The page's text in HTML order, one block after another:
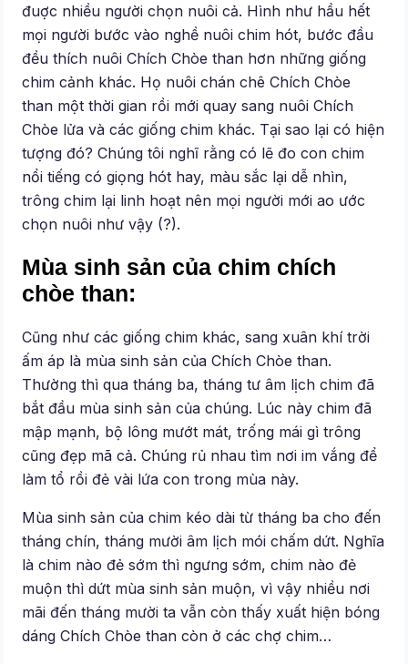
đuợc nhiều người chọn nuôi cả. Hình như hầu hết
mọi người bước vào nghề nuôi chim hót, bước đầu
đều thích nuôi Chích Chòe than hơn những giống
chim cảnh khác. Họ nuôi chán chê Chích Chòe
than một thời gian rồi mới quay sang nuôi Chích
Chòe lửa và các giống chim khác. Tại sao lại có hiện
tượng đó? Chúng tôi nghĩ rằng có lẽ đo con chim
nổi tiếng có giọng hót hay, màu sắc lại dễ nhìn,
trông chim lại linh hoạt nên mọi người mới ao ước
chọn nuôi như vậy (?).
Mùa sinh sản của chim chích
chòe than:
Cũng như các giống chim khác, sang xuân khí trời
ấm áp là mùa sinh sản của Chích Chòe than.
Thường thì qua tháng ba, tháng tư âm lịch chim đã
bắt đầu mùa sinh sản của chúng. Lúc này chim đã
mập mạnh, bộ lông mướt mát, trống mái gì trông
cũng đẹp mã cả. Chúng rủ nhau tìm nơi im vắng để
làm tổ rồi đẻ vài lứa con trong mùa này.
Mùa sinh sản của chim kéo dài từ tháng ba cho đến
tháng chín, tháng mười âm lịch mói chấm dứt. Nghĩa
là chim nào đẻ sớm thì ngưng sớm, chim nào đẻ
muộn thì dứt mùa sinh sản muộn, vì vậy nhiều nơi
mãi đến tháng mười ta vẫn còn thấy xuất hiện bóng
dáng Chích Chòe than còn ở các chợ chim…